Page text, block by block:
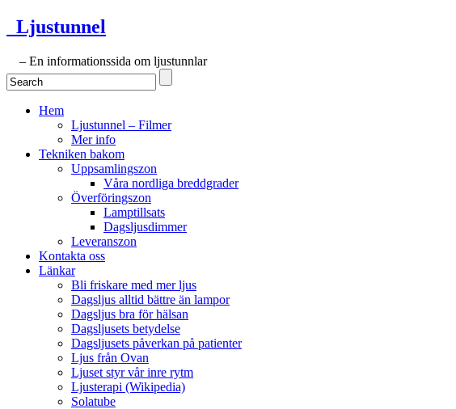
Ljustunnel
– En informationssida om ljustunnlar
Hem
Ljustunnel – Filmer
Mer info
Tekniken bakom
Uppsamlingszon
Våra nordliga breddgrader
Överföringszon
Lamptillsats
Dagsljusdimmer
Leveranszon
Kontakta oss
Länkar
Bli friskare med mer ljus
Dagsljus alltid bättre än lampor
Dagsljus bra för hälsan
Dagsljusets betydelse
Dagsljusets påverkan på patienter
Ljus från Ovan
Ljuset styr vår inre rytm
Ljusterapi (Wikipedia)
Solatube